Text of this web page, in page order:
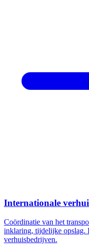
Internationale
Coördinatie van het
inklaring, tijdelijke opslag.
verhuisbedrijven.